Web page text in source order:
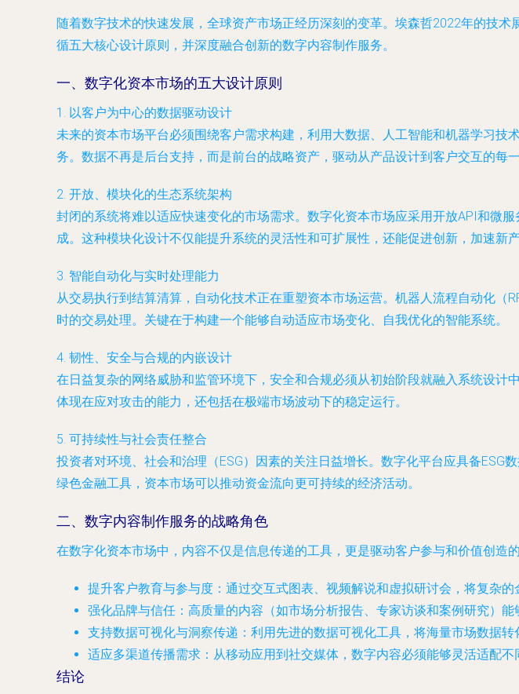
随着数字技术的快速发展，全球资产市场正经历深刻的变革。埃森哲2022年的技
循五大核心设计原则，并深度融合创新的数字内容制作服务。
一、数字化资本市场的五大设计原则
1. 以客户为中心的数据驱动设计
未来的资本市场平台必须围绕客户需求构建，利用大数据、人工智能和机器学习
务。数据不再是后台支持，而是前台的战略资产，驱动从产品设计到客户交互的每一
2. 开放、模块化的生态系统架构
封闭的系统将难以适应快速变化的市场需求。数字化资本市场应采用开放API和微
成。这种模块化设计不仅能提升系统的灵活性和可扩展性，还能促进创新，加速新产
3. 智能自动化与实时处理能力
从交易执行到结算清算，自动化技术正在重塑资本市场运营。机器人流程自动化
时的交易处理。关键在于构建一个能够自动适应市场变化、自我优化的智能系统。
4. 韧性、安全与合规的内嵌设计
在日益复杂的网络威胁和监管环境下，安全和合规必须从初始阶段就融入系统设
体现在应对攻击的能力，还包括在极端市场波动下的稳定运行。
5. 可持续性与社会责任整合
投资者对环境、社会和治理（ESG）因素的关注日益增长。数字化平台应具备
绿色金融工具，资本市场可以推动资金流向更可持续的经济活动。
二、数字内容制作服务的战略角色
在数字化资本市场中，内容不仅是信息传递的工具，更是驱动客户参与和价值创造
提升客户教育与参与度 ：通过交互式图表、视频解说和虚拟研讨会，将复杂
强化品牌与信任 ：高质量的内容（如市场分析报告、专家访谈和案例研究）
支持数据可视化与洞察传递 ：利用先进的数据可视化工具，将海量市场数据
适应多渠道传播需求 ：从移动应用到社交媒体，数字内容必须能够灵活适配
结论